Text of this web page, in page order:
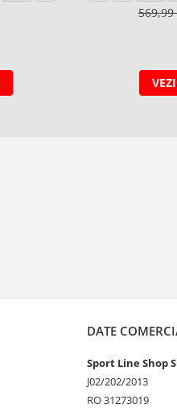
DATE
Sport Line Shop
J02/202/2013
RO 31273019